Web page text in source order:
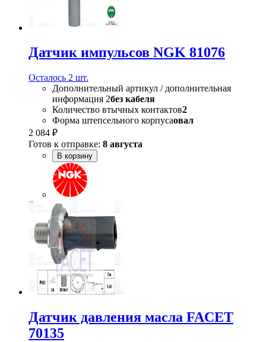
Датчик импульсов NGK 81076
Осталось 2 шт.
Дополнительный артикул / дополнительная
информация 2без кабеля
Количество втычных контактов2
Форма штепсельного корпусаовал
2 084 ₽
Готов к отправке: 8 августа
В корзину
Датчик давления масла FACET
70135